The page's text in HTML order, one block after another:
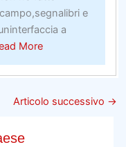
e
a
Moreabout
Società
più
intelligenti
Articolo successivo →